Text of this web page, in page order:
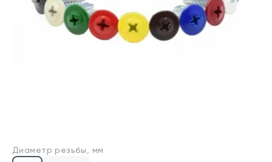
Для бизнеса
Калькуляторы
Диаметр резьбы, мм